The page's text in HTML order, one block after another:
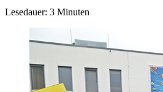
Lesedauer: 3 Minuten